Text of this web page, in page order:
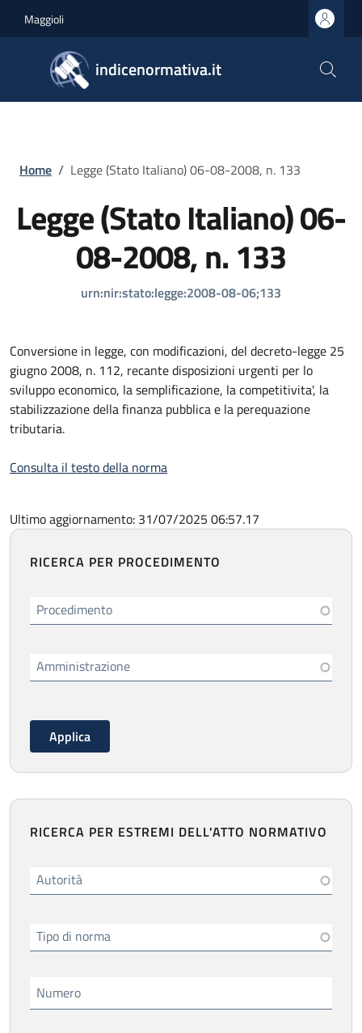
Maggioli
indicenormativa.it
Briciole di pane
Home / Legge (Stato Italiano) 06-08-2008, n. 133
Legge (Stato Italiano) 06-
08-2008, n. 133
urn:nir:stato:legge:2008-08-06;133
Conversione in legge, con modificazioni, del decreto-legge 25
giugno 2008, n. 112, recante disposizioni urgenti per lo
sviluppo economico, la semplificazione, la competitivita', la
stabilizzazione della finanza pubblica e la perequazione
tributaria.
Consulta il testo della norma
Ultimo aggiornamento: 31/07/2025 06:57.17
RICERCA PER PROCEDIMENTO
Procedimento
Amministrazione
RICERCA PER ESTREMI DELL'ATTO NORMATIVO
Autorità
Tipo di norma
Numero